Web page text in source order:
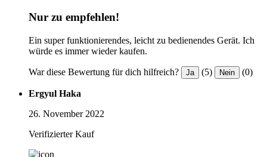
Nur zu empfehlen!
Ein super funktionierendes, leicht zu bedienendes Gerät. Ich
würde es immer wieder kaufen.
War diese Bewertung für dich hilfreich? Ja (5) Nein (0)
Ergyul Haka
26. November 2022
Verifizierter Kauf